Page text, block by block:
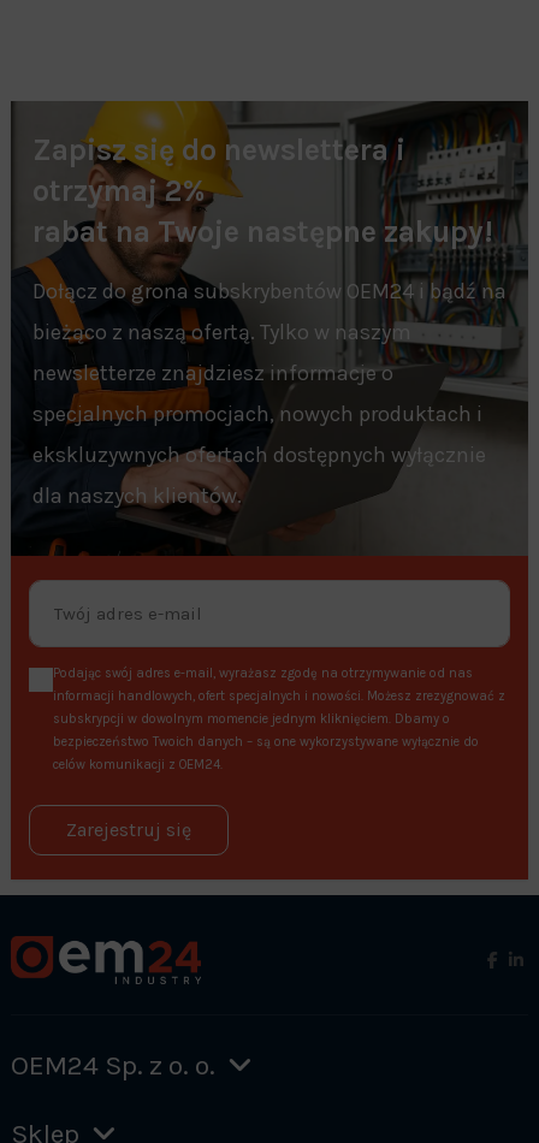
Zapisz się do newslettera i
otrzymaj 2%
rabat na Twoje następne zakupy!
Dołącz do grona subskrybentów OEM24 i bądź na
bieżąco z naszą ofertą. Tylko w naszym
newsletterze znajdziesz informacje o
specjalnych promocjach, nowych produktach i
ekskluzywnych ofertach dostępnych wyłącznie
dla naszych klientów.
Podając swój adres e-mail, wyrażasz zgodę na otrzymywanie od nas
informacji handlowych, ofert specjalnych i nowości. Możesz zrezygnować z
subskrypcji w dowolnym momencie jednym kliknięciem. Dbamy o
bezpieczeństwo Twoich danych – są one wykorzystywane wyłącznie do
celów komunikacji z OEM24.
Zarejestruj się
OEM24 Sp. z o. o.
Sklep